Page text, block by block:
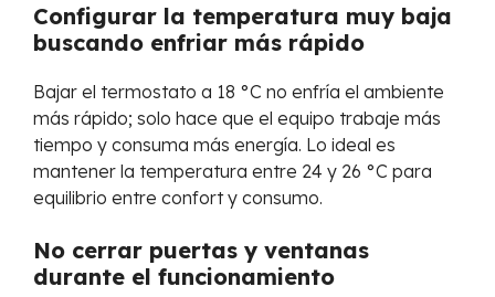
Configurar la temperatura muy baja
buscando enfriar más rápido
Bajar el termostato a 18 °C no enfría el ambiente
más rápido; solo hace que el equipo trabaje más
tiempo y consuma más energía. Lo ideal es
mantener la temperatura entre 24 y 26 °C para
equilibrio entre confort y consumo.
No cerrar puertas y ventanas
durante el funcionamiento